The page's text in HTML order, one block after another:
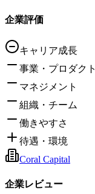
企業評価
キャリア成長
事業・プロダクト
マネジメント
組織・チーム
働きやすさ
待遇・環境
Coral Capital
企業レビュー